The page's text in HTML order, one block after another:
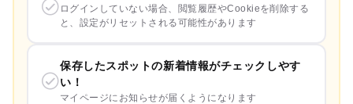
ログインしていない場合、閲覧履歴やCookieを削除する
と、設定がリセットされる可能性があります
保存したスポットの新着情報がチェックしやす
い！
マイページにお知らせが届くようになります